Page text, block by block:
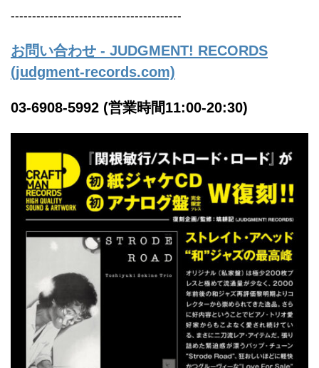
----------------------------------------
お問い合わせ - JUDGMENT! RECORDS
(judgment-records.com)
03-6908-5992 (営業時間11:00-20:30)